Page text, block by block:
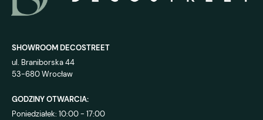
SHOWROOM DECOSTREET
ul. Braniborska 44
53-680 Wrocław
GODZINY OTWARCIA:
Poniedziałek: 10:00 - 17:00